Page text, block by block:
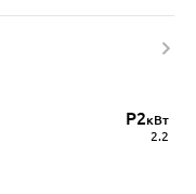
P2кВт
2.2